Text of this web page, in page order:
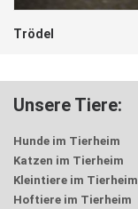
Trödel
Unsere Tiere:
Hunde im Tierheim
Katzen im Tierheim
Kleintiere im Tierheim
Hoftiere im Tierheim